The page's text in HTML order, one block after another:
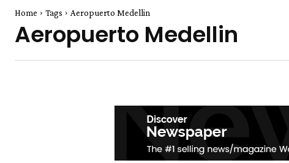
Home Tags Aeropuerto Medellin
Aeropuerto Medellin